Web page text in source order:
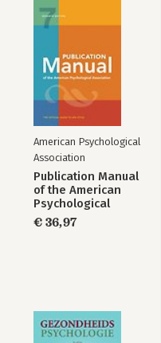
American Psychological
Association
Publication Manual
of the American
Psychological
Association 2020
€ 36,97